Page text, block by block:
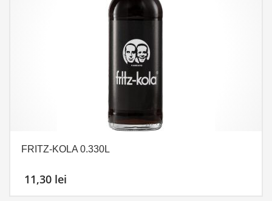
FRITZ-KOLA 0.330L
11,30 lei